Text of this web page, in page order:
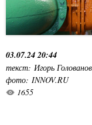
03.07.24 20:44
текст: Игорь Голованов
фото: INNOV.RU
1655